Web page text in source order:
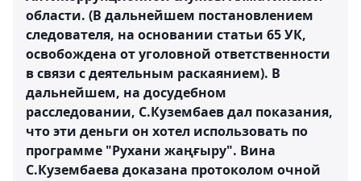
области. (В дальнейшем постановлением
следователя, на основании статьи 65 УК,
освобождена от уголовной ответственности
в связи с деятельным раскаянием). В
дальнейшем, на досудебном
расследовании, С.Кузембаев дал показания,
что эти деньги он хотел использовать по
программе "Рухани жаңғыру". Вина
С.Кузембаева доказана протоколом очной